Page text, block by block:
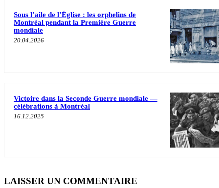
Sous l’aile de l’Église : les orphelins de
Montréal pendant la Première Guerre
mondiale
20.04.2026
Victoire dans la Seconde Guerre mondiale —
célébrations à Montréal
16.12.2025
LAISSER UN COMMENTAIRE